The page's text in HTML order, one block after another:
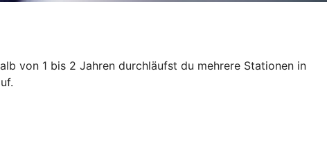
von 1 bis 2 Jahren durchläufst du mehrere Stationen in